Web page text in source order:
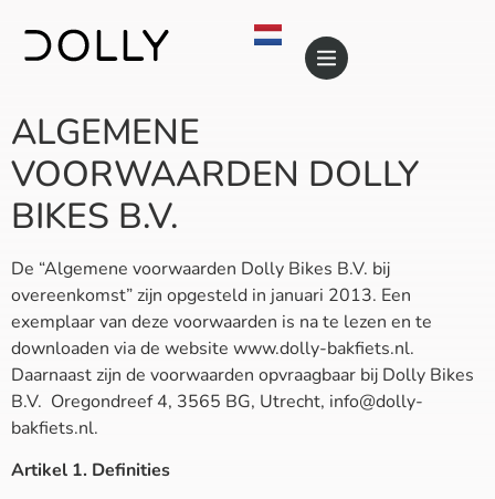
ALGEMENE
VOORWAARDEN DOLLY
BIKES B.V.
De “Algemene voorwaarden Dolly Bikes B.V. bij
overeenkomst” zijn opgesteld in januari 2013. Een
exemplaar van deze voorwaarden is na te lezen en te
downloaden via de website www.dolly-bakfiets.nl.
Daarnaast zijn de voorwaarden opvraagbaar bij Dolly Bikes
B.V. Oregondreef 4, 3565 BG, Utrecht, info@dolly-
bakfiets.nl.
Artikel 1. Definities